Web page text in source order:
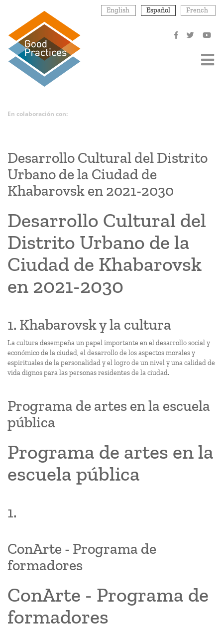
contenido
principal
English Español French
En colaboración con:
Desarrollo Cultural del Distrito
Urbano de la Ciudad de
Khabarovsk en 2021-2030
Desarrollo Cultural del
Distrito Urbano de la
Ciudad de Khabarovsk
en 2021-2030
1. Khabarovsk y la cultura
La cultura desempeña un papel importante en el desarrollo social y
económico de la ciudad, el desarrollo de los aspectos morales y
espirituales de la personalidad y el logro de un nivel y una calidad de
vida dignos para las personas residentes de la ciudad.
Programa de artes en la escuela
pública
Programa de artes en la
escuela pública
1.
ConArte - Programa de
formadores
ConArte - Programa de
formadores